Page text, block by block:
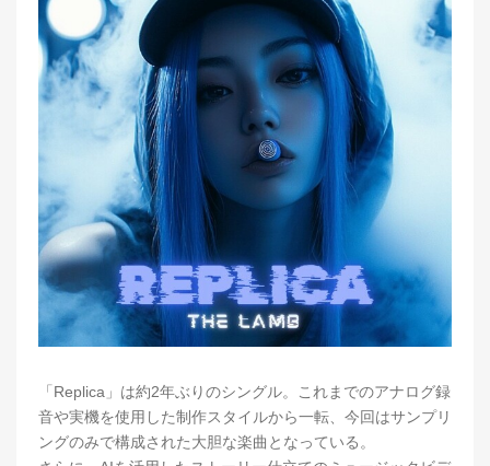
「Replica」は約2年ぶりのシングル。これまでのアナログ録
音や実機を使用した制作スタイルから一転、今回はサンプリ
ングのみで構成された大胆な楽曲となっている。